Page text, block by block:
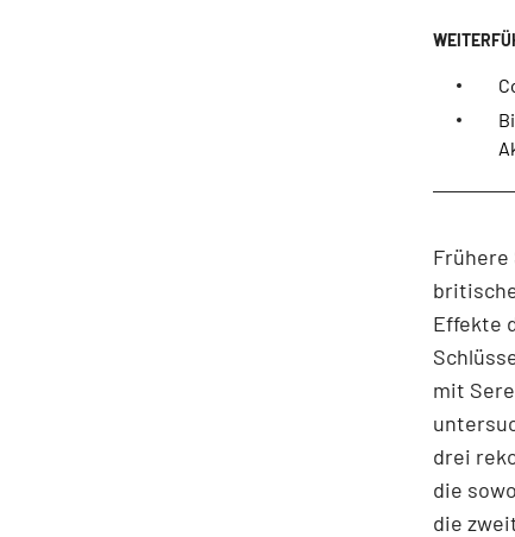
Effekte
mit
drei
die
die